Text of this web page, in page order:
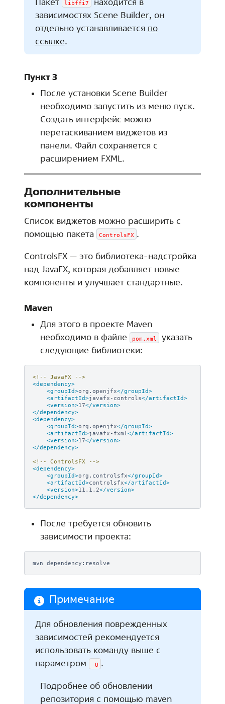
libffi7
зависимостях Scene Builder, он
отдельно устанавливается по
ссылке
Пункт 3
После установки Scene Builder
необходимо запустить из меню пуск.
Создать интерфейс можно
перетаскиванием виджетов из
панели. Файл сохраняется с
расширением FXML.
Дополнительные
компоненты
Список виджетов можно расширить с
помощью пакета
ControlsFX
ControlsFX — это библиотека-надстройка
над JavaFX, которая добавляет новые
компоненты и улучшает стандартные.
Maven
Для этого в проекте Maven
необходимо в файле
pom.xml
указать
следующие библиотеки:
<!-- JavaFX -->
<dependency>
<groupId>org.openjfx</groupId>
<artifactId>javafx-controls</artifactId>
<version>17</version>
</dependency>
<dependency>
<groupId>org.openjfx</groupId>
<artifactId>javafx-fxml</artifactId>
<version>17</version>
</dependency>
<!-- ControlsFX -->
<dependency>
<groupId>org.controlsfx</groupId>
<artifactId>controlsfx</artifactId>
<version>11.1.2</version>
</dependency>
После требуется обновить
зависимости проекта:
mvn
Примечание
Для обновления поврежденных
зависимостей рекомендуется
использовать команду выше с
параметром
-U .
Подробнее об обновлении
репозитория с помощью maven